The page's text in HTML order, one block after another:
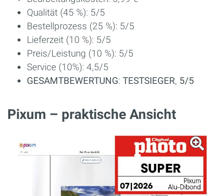
Qualität (45 %): 5/5
Bestellprozess (25 %): 5/5
Lieferzeit (10 %): 5/5
Preis/Leistung (10 %): 5/5
Service (10%): 4,5/5
GESAMTBEWERTUNG: TESTSIEGER, 5/5
Pixum – praktische Ansicht